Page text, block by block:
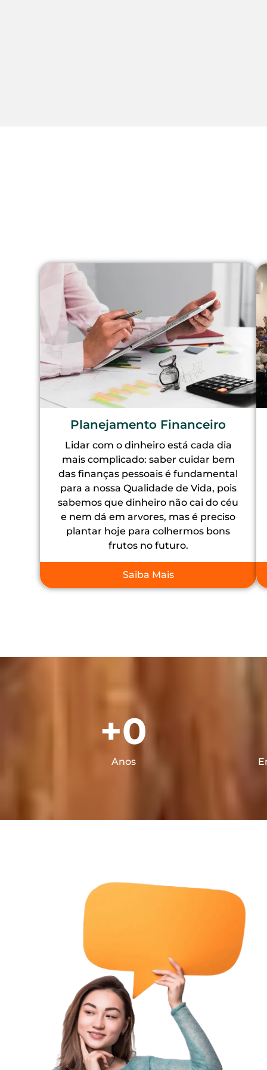
Planejamento Financeiro
Lidar com o dinheiro está cada dia
mais complicado: saber cuidar bem
das finanças pessoais é fundamental
para a nossa Qualidade de Vida, pois
sabemos que dinheiro não cai do céu
e nem dá em arvores, mas é preciso
plantar hoje para colhermos bons
frutos no futuro.
Saiba Mais
Anos
+0